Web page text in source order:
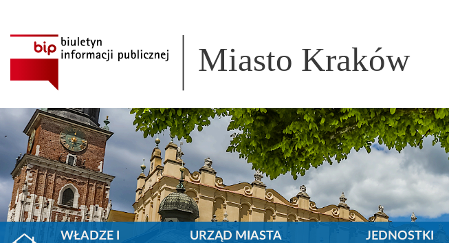
Miasto Kraków
WŁADZE I
URZĄD MIASTA
JEDNOSTKI